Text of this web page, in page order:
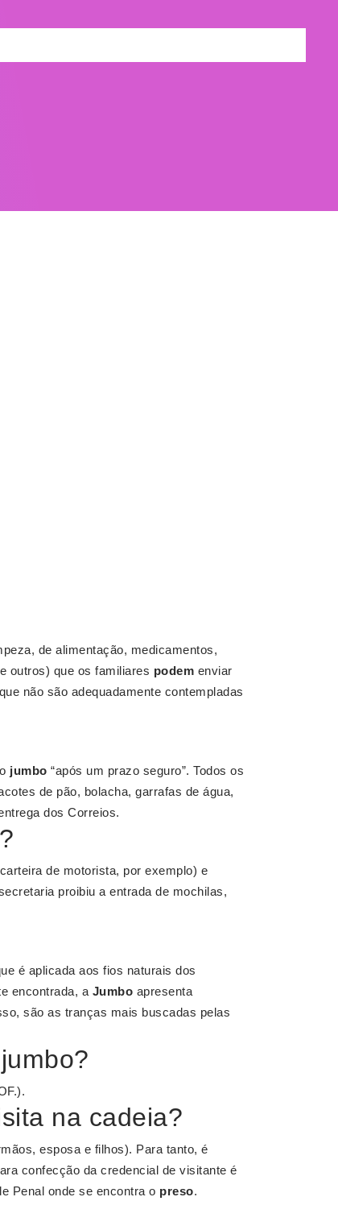
de alimentação, medicamentos,
outros) que os familiares podem enviar
não são adequadamente contempladas
jumbo “após um prazo seguro”. Todos os
de pão, bolacha, garrafas de água,
dos Correios.
de motorista, por exemplo) e
proibiu a entrada de mochilas,
é aplicada aos fios naturais dos
encontrada, a Jumbo apresenta
são as tranças mais buscadas pelas
na cadeia?
esposa e filhos). Para tanto, é
confecção da credencial de visitante é
Penal onde se encontra o preso.